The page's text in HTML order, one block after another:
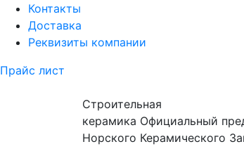
Контакты
Доставка
Реквизиты компании
Прайс лист
Строительная
керамика Официальный
Норского Керамического